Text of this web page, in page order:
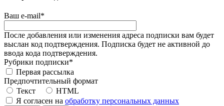
Ваш e-mail*
После добавления или изменения адреса подписки вам будет
выслан код подтверждения. Подписка будет не активной до
ввода кода подтверждения.
Рубрики подписки*
Первая рассылка
Предпочтительный формат
Текст
HTML
Я согласен на обработку персональных данных